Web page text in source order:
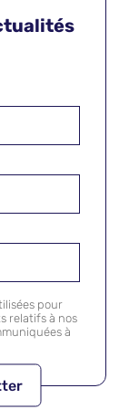
pour
relatifs à nos
à